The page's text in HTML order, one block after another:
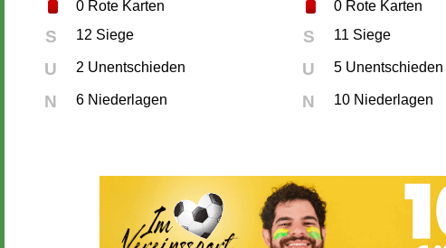
0 Rote Karten
S 12 Siege
U 2 Unentschieden
N 6 Niederlagen
0Rote Karten
S 11 Siege
U 5 Unentschieden
N 10 Niederlagen